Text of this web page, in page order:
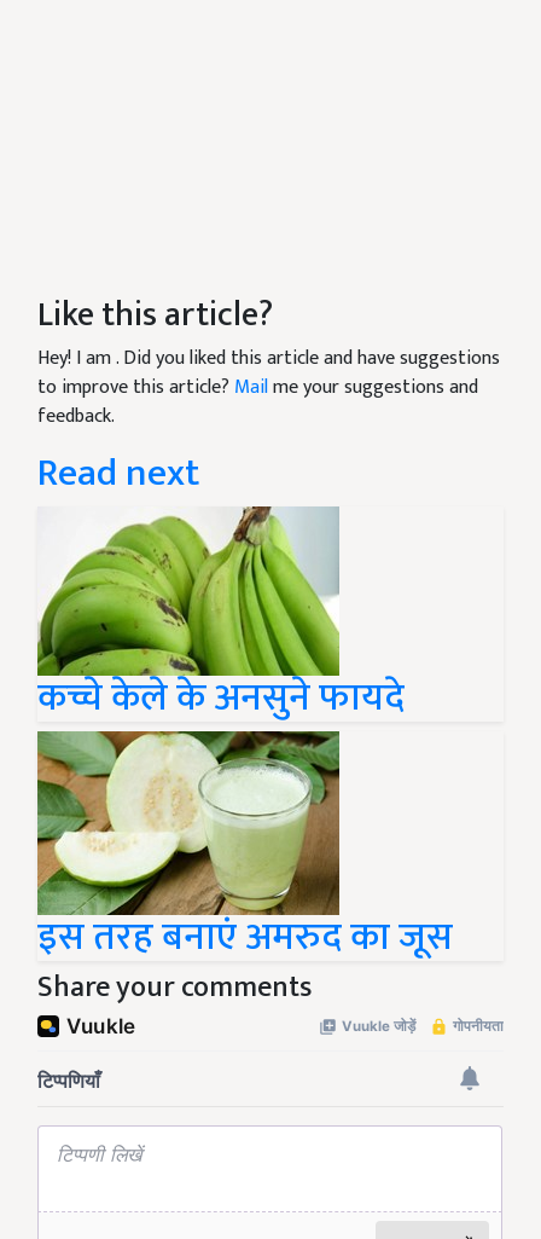
Like this article?
Hey! I am. Did you liked this article and have suggestions
to improve this article? Mailme your suggestions and
feedback.
Read next
कच्चे केले के अनसुने फायदे
इस तरह बनाएं अमरुद का जूस
Share your comments